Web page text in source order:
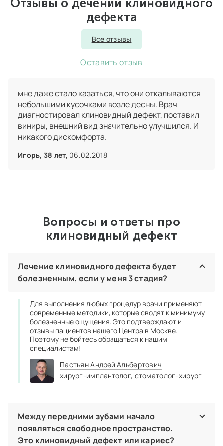
Отзывы о дечении клиновидного
дефекта
Все отзывы
Оставить отзыв
мне даже стало казаться, что они откалываются
небольшими кусочками возле десны. Врач
диагностировал клиновидный дефект, поставил
виниры, внешний вид значительно улучшился. И
никакого дискомфорта.
Игорь, 38 лет, 06.02.2018
Вопросы и ответы про
клиновидный дефект
Лечение клиновидного дефекта будет
болезненным, если у меня 3 стадия?
Для выполнения любых процедур врачи применяют
современные методики, которые сводят к минимуму
болезненные ощущения. Это подтверждают и
отзывы пациентов нашего Центра в Москве.
Поэтому не бойтесь обращаться к нашим
специалистам!
Пастьян Андрей Альбертович
хирург-имплантолог, стоматолог-хирург
Между передними зубами начало
появляться свободное пространство.
Это клиновидный дефект или кариес?